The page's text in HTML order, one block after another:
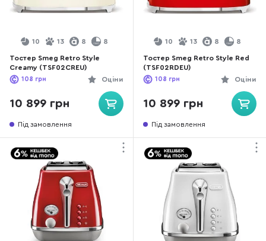
10 13 8 8
Тостер Smeg Retro Style
Creamy (TSF02CREU)
Оціни
108 грн
10 899 грн
Під замовлення
10 13 8 8
Тостер Smeg Retro Style Red
(TSF02RDEU)
Оціни
108 грн
10 899 грн
Під замовлення